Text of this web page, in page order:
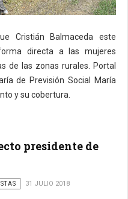
Cristián Balmaceda este
directa a las mujeres
de las zonas rurales. Portal
de Previsión Social María
y su cobertura.
presidente de
31 JULIO 2018